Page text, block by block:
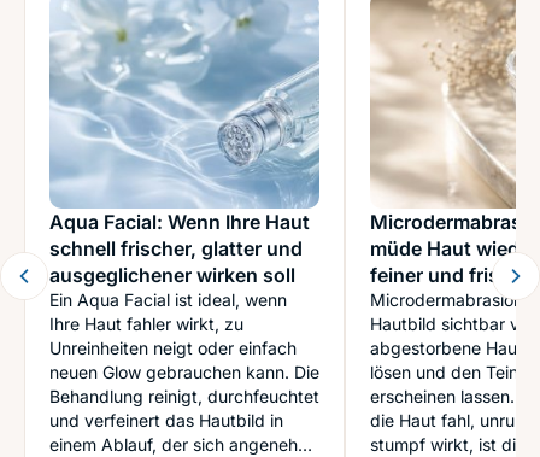
Aqua Facial: Wenn Ihre Haut
schnell frischer, glatter und
ausgeglichener wirken soll
Ein Aqua Facial ist ideal, wenn
Ihre Haut fahler wirkt, zu
Unreinheiten neigt oder einfach
neuen Glow gebrauchen kann. Die
Behandlung reinigt, durchfeuchtet
und verfeinert das Hautbild in
einem Ablauf, der sich angenehm
müde Haut
feiner und
soll
Microdermabrasion
Hautbild sichtbar
abgestorbene
lösen und den Teint
erscheinen lassen.
die Haut fahl,
stumpf wirkt, ist die